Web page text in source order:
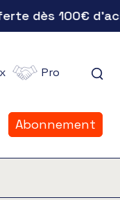
dès 100€ d'achat !
Pro
Abonnement